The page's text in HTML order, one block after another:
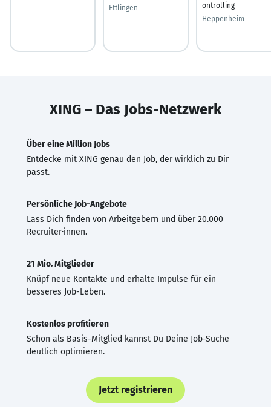
Ettlingen
ontrolling
Heppenheim
XING – Das Jobs-Netzwerk
Über eine Million Jobs
Entdecke mit XING genau den Job, der wirklich zu Dir
passt.
Persönliche Job-Angebote
Lass Dich finden von Arbeitgebern und über 20.000
Recruiter·innen.
21 Mio. Mitglieder
Knüpf neue Kontakte und erhalte Impulse für ein
besseres Job-Leben.
Kostenlos profitieren
Schon als Basis-Mitglied kannst Du Deine Job-Suche
deutlich optimieren.
Jetzt registrieren